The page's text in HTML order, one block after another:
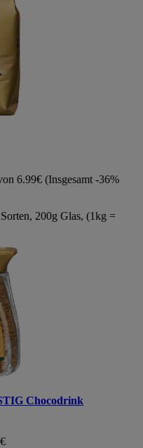
6.99€ (Insgesamt -36%
200g Glas, (1kg =
Chocodrink